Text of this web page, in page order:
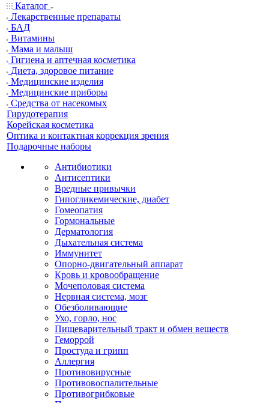
Каталог
Лекарственные препараты
БАД
Витамины
Мама и малыш
Гигиена и аптечная косметика
Диета, здоровое питание
Медицинские изделия
Медицинские приборы
Средства от насекомых
Гирудотерапия
Корейская косметика
Оптика и контактная коррекция зрения
Подарочные наборы
Антибиотики
Антисептики
Вредные привычки
Гипогликемические, диабет
Гомеопатия
Гормональные
Дерматология
Дыхательная система
Иммунитет
Опорно-двигательный аппарат
Кровь и кровообращение
Мочеполовая система
Нервная система, мозг
Обезболивающие
Ухо, горло, нос
Пищеварительный тракт и обмен веществ
Геморрой
Простуда и грипп
Аллергия
Противовирусные
Противовоспалительные
Противогрибковые